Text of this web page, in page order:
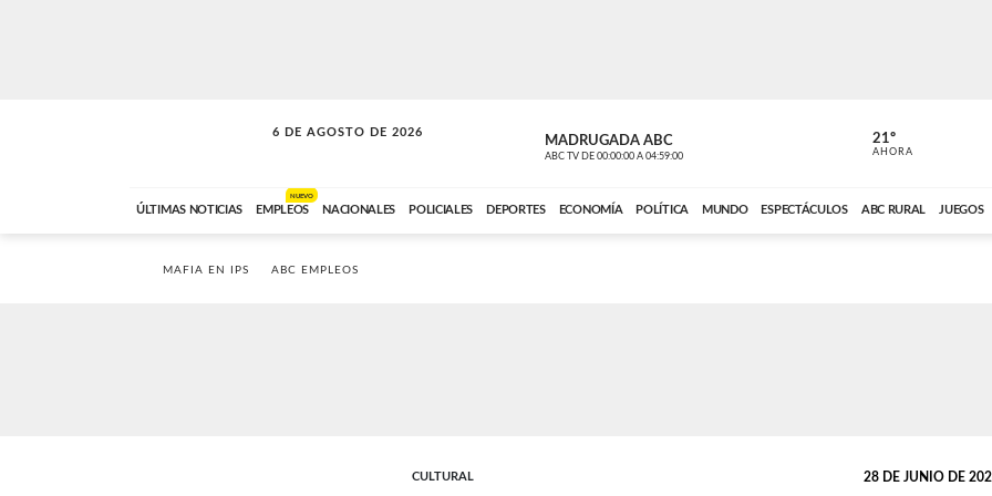
6 DE AGOSTO DE 2026
SOLO MÚSICA MADRUGADA ABC
ABC TV DE 00:00:00 A 04:59:00 ABC CARDINAL
21º
AHORA
ÚLTIMAS NOTICIAS EMPLEOS
NUEVO
NACIONALES POLICIALES DEPORTES ECONOMÍA POLÍTICA MUNDO ESPECTÁCULOS ABC RURAL JUEGOS
MAFIA EN IPS ABC EMPLEOS
CULTURAL 28 DE JUNIO DE